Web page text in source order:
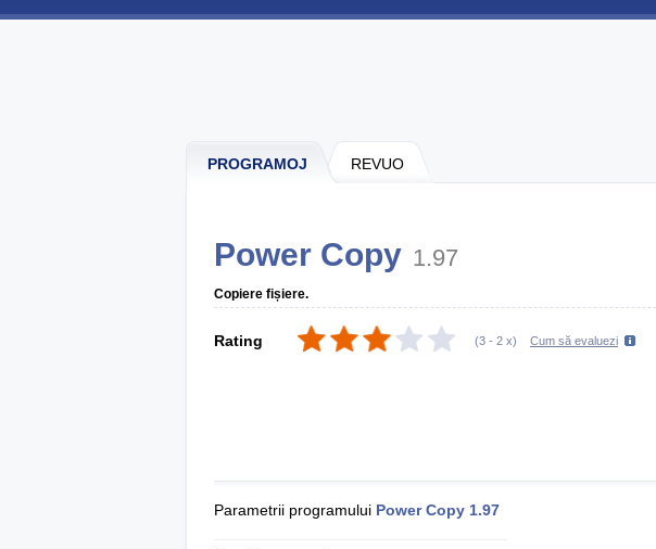
PROGRAMOJ REVUO
Power Copy 1.97
Copiere fișiere.
Rating (3 - 2 x) Cum să evaluezi
Parametrii programului Power Copy 1.97